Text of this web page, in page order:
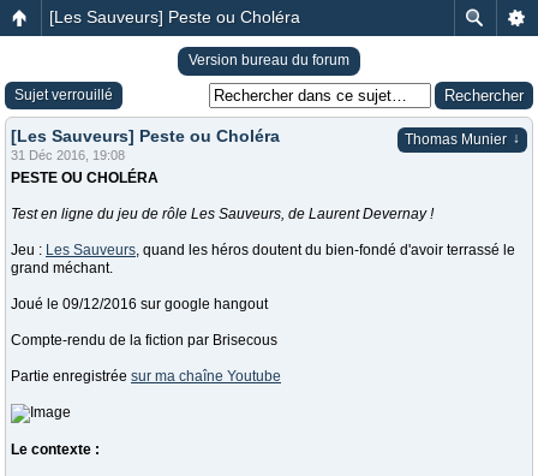
[Les Sauveurs] Peste ou Choléra
Version bureau du forum
Sujet verrouillé
Thomas Munier ↓
[Les Sauveurs] Peste ou Choléra
31 Déc 2016, 19:08
PESTE OU CHOLÉRA
Test en ligne du jeu de rôle Les Sauveurs, de Laurent Devernay !
Jeu : Les Sauveurs, quand les héros doutent du bien-fondé d'avoir terrassé le
grand méchant.
Joué le 09/12/2016 sur google hangout
Compte-rendu de la fiction par Brisecous
Partie enregistrée sur ma chaîne Youtube
Le contexte :